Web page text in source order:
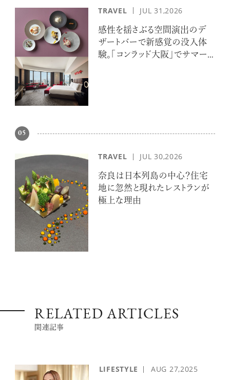
TRAVEL JUL 31,2026
感性を揺さぶる空間演出のデ
ザートバーで新感覚の没入体
験。「コンラッド大阪」でサマー
05
TRAVEL JUL 30,2026
奈良は日本列島の中心？住宅
地に忽然と現れたレストランが
極上な理由
RELATED ARTICLES
関連記事
LIFESTYLE AUG 27,2025